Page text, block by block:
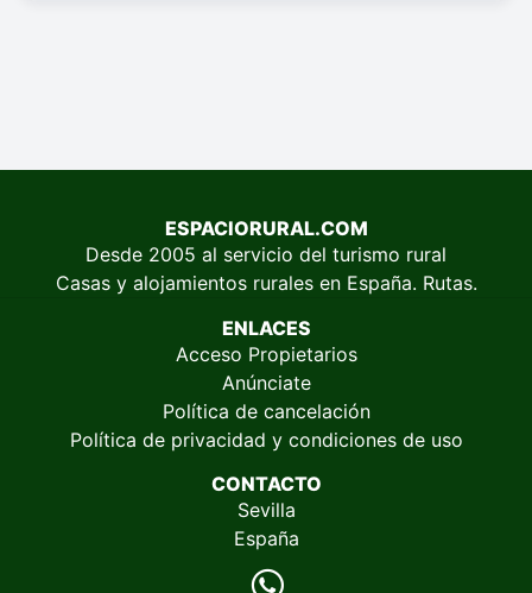
ESPACIORURAL.COM
Desde 2005 al servicio del turismo rural
Casas y alojamientos rurales en España. Rutas.
ENLACES
Acceso Propietarios
Anúnciate
Política de cancelación
Política de privacidad y condiciones de uso
CONTACTO
Sevilla
España